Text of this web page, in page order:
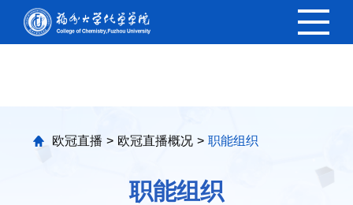
欧冠直播
欧冠直播 > 欧冠直播概况 > 职能组织
职能组织